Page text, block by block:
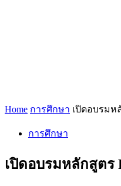
Home การศึกษา เปิดอบรมหลั
การศึกษา
เปิดอบรมหลักสูตร